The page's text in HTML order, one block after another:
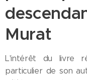
Murat
L'intérêt du livre
particulier de son